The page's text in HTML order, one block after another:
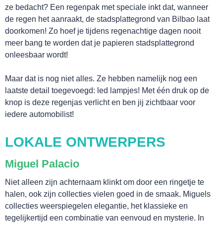
WINKEL
ze bedacht? Een regenpak met speciale inkt dat, wanneer
de regen het aanraakt, de stadsplattegrond van Bilbao laat
doorkomen! Zo hoef je tijdens regenachtige dagen nooit
meer bang te worden dat je papieren stadsplattegrond
onleesbaar wordt!
Maar dat is nog niet alles. Ze hebben namelijk nog een
laatste detail toegevoegd: led lampjes! Met één druk op de
knop is deze regenjas verlicht en ben jij zichtbaar voor
iedere automobilist!
LOKALE ONTWERPERS
Miguel Palacio
Niet alleen zijn achternaam klinkt om door een ringetje te
halen, ook zijn collecties vielen goed in de smaak. Miguels
collecties weerspiegelen elegantie, het klassieke en
tegelijkertijd een combinatie van eenvoud en mysterie. In